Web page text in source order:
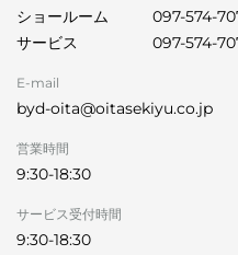
ショールーム
097-574-
サービス
097-574-
E-mail
byd-oita@oitasekiyu.co.jp
営業時間
9:30-18:30
サービス受付時間
9:30-18:30